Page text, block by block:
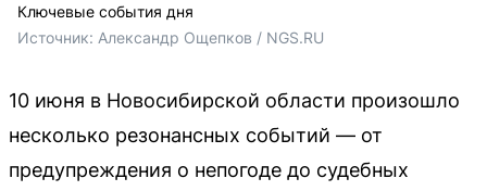
Ключевые события дня
Источник: Александр Ощепков / NGS.RU
10 июня в Новосибирской области произошло
несколько резонансных событий — от
предупреждения о непогоде до судебных